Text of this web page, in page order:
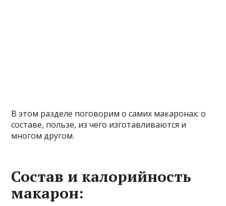
В этом разделе поговорим о самих макаронах: о
составе, пользе, из чего изготавливаются и
многом другом.
Состав и калорийность
макарон: